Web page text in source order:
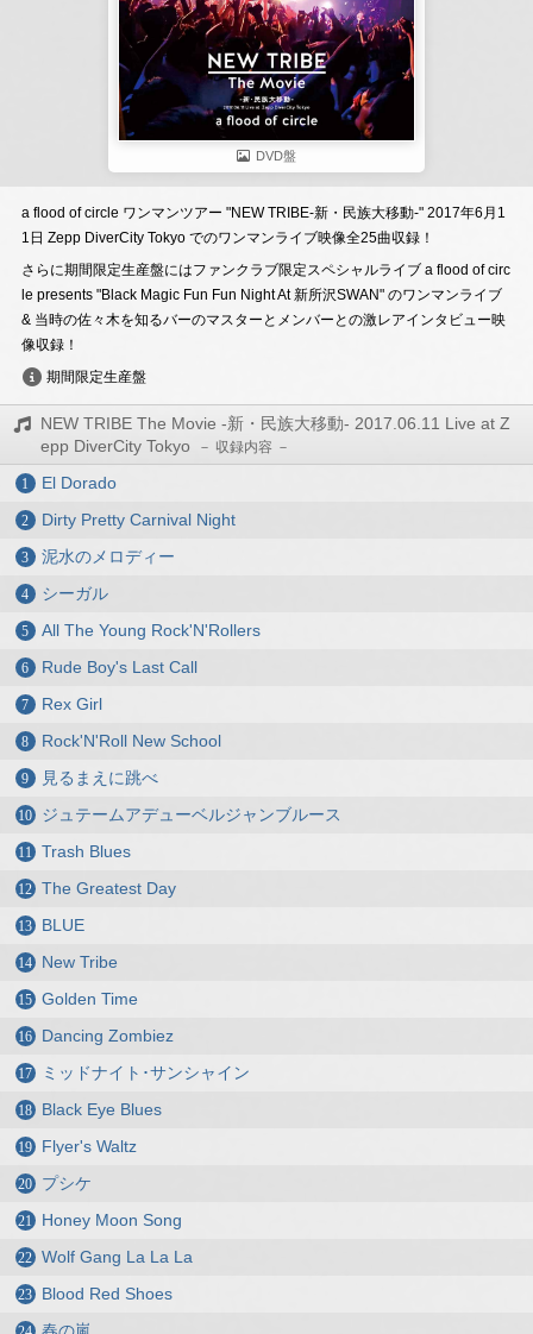
DVD盤
a flood of circle ワンマンツアー "NEW TRIBE-新・民族大移動-" 2017年6月1
1日 Zepp DiverCity Tokyo でのワンマンライブ映像全25曲収録！
さらに期間限定生産盤にはファンクラブ限定スペシャルライブ a flood of circ
le presents "Black Magic Fun Fun Night At 新所沢SWAN" のワンマンライブ
& 当時の佐々木を知るバーのマスターとメンバーとの激レアインタビュー映
像収録！
期間限定生産盤
NEW TRIBE The Movie -新・民族大移動- 2017.06.11 Live at Z
epp DiverCity Tokyo
El Dorado
Dirty Pretty Carnival Night
泥水のメロディー
シーガル
All The Young Rock'N'Rollers
Rude Boy's Last Call
Rex Girl
Rock'N'Roll New School
見るまえに跳べ
ジュテームアデューベルジャンブルース
Trash Blues
The Greatest Day
BLUE
New Tribe
Golden Time
Dancing Zombiez
ミッドナイト･サンシャイン
Black Eye Blues
Flyer's Waltz
プシケ
Honey Moon Song
Wolf Gang La La La
Blood Red Shoes